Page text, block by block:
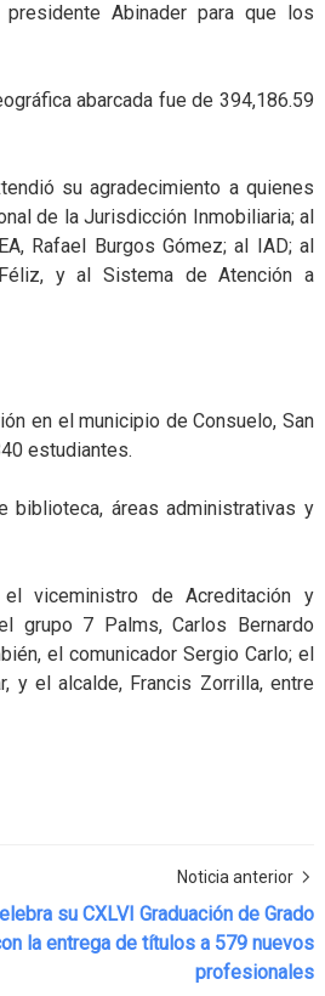
Abinader para que los
abarcada fue de 394,186.59
su agradecimiento a quienes
de la Jurisdicción Inmobiliaria; al
Rafael Burgos Gómez; al IAD; al
y al Sistema de Atención a
en el municipio de Consuelo, San
estudiantes.
biblioteca, áreas administrativas y
viceministro de Acreditación y
grupo 7 Palms, Carlos Bernardo
el comunicador Sergio Carlo; el
y el alcalde, Francis Zorrilla, entre
Noticia anterior
su CXLVI Graduación de Grado
la entrega de títulos a 579 nuevos
profesionales